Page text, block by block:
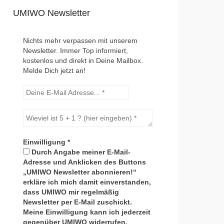
UMIWO Newsletter
Nichts mehr verpassen mit unserem
Newsletter. Immer Top informiert,
kostenlos und direkt in Deine Mailbox.
Melde Dich jetzt an!
Einwilligung *
Durch Angabe meiner E-Mail-
Adresse und Anklicken des Buttons
„UMIWO Newsletter abonnieren!“
erkläre ich mich damit einverstanden,
dass UMIWO mir regelmäßig
Newsletter per E-Mail zuschickt.
Meine Einwilligung kann ich jederzeit
gegenüber UMIWO widerrufen.